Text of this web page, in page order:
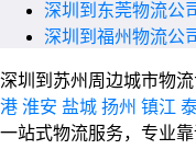
深圳到东莞物流公
深圳到福州物流公
深圳到苏州周边城市物流
港 淮安 盐城 扬州 镇江
一站式物流服务，专业靠